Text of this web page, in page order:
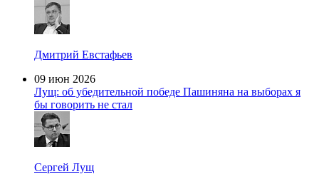
Дмитрий Евстафьев
09 июн 2026
Лущ: об убедительной победе Пашиняна на выборах я
бы говорить не стал
Сергей Лущ